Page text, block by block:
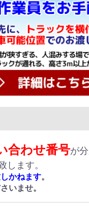
合わせ番号が
します。
かねます。
いませ。